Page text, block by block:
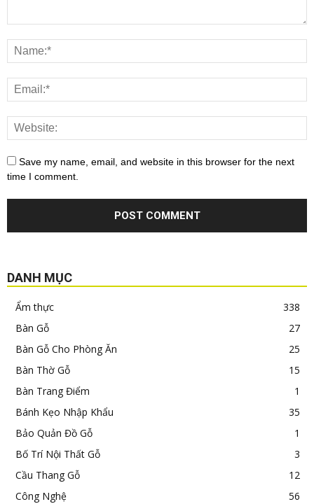
Save my name, email, and website in this browser for the next
time I comment.
DANH MỤC
Ẩm thực
338
Bàn Gỗ
27
Bàn Gỗ Cho Phòng Ăn
25
Bàn Thờ Gỗ
15
Bàn Trang Điểm
1
Bánh Kẹo Nhập Khẩu
35
Bảo Quản Đồ Gỗ
1
Bố Trí Nội Thất Gỗ
3
Cầu Thang Gỗ
12
Công Nghệ
56